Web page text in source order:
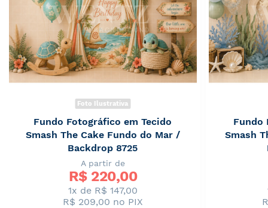
Foto Ilustrativa
Fundo Fotográfico em Tecido
Smash The Cake Fundo do Mar /
Backdrop 8725
A partir de
R$ 220,00
1x de R$ 147,00
R$ 209,00 no PIX
Fundo
Smash